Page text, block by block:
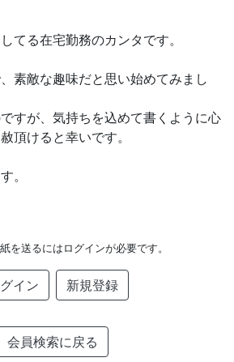
てる在宅勤務のカンタです。
素敵な趣味だと思い始めてみまし
すが、気持ちを込めて書くように心
頂けると幸いです。
。
を送るにはログインが必要です。
イン 新規登録
会員検索に戻る